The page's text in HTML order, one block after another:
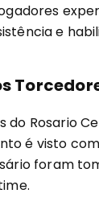
e
do Rosario
é visto
foram